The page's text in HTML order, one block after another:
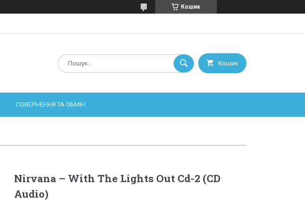
Кошик
Кошик
ПОВЕРНЕННЯ ТА ОБМІН
Nirvana – With The Lights Out Cd-2 (CD
Audio)